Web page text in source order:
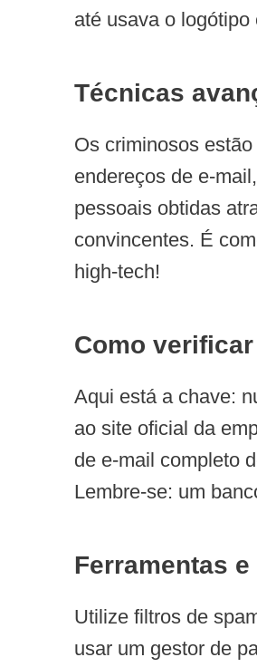
até usava o
Técnicas
Os criminosos
endereços de e-
pessoais obtidas
convincentes. É
high-tech!
Como
Aqui está a chave:
ao site oficial da
de e-mail completo
Lembre-se: um
Ferramentas
Utilize filtros de
usar um gestor de